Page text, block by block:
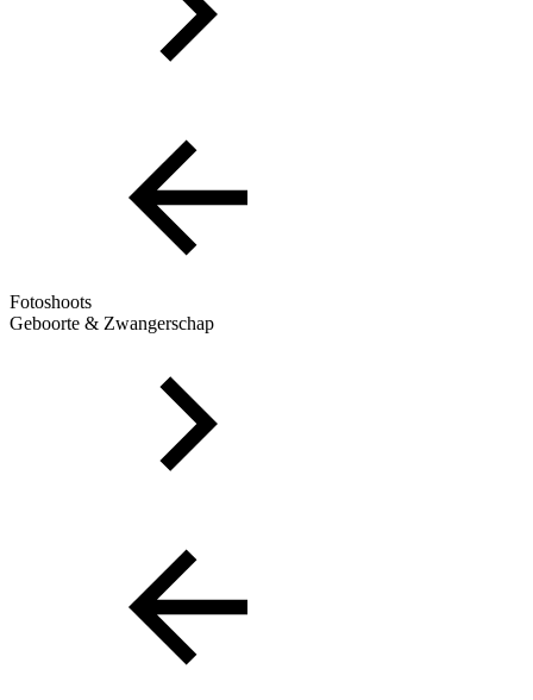
Fotoshoots
Geboorte & Zwangerschap